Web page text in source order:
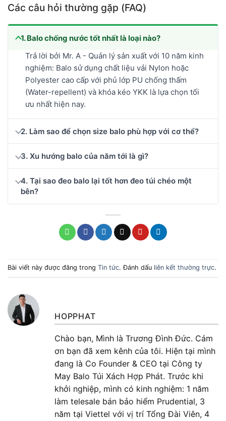
Các câu hỏi thường gặp (FAQ)
1. Balo chống nước tốt nhất là loại nào?
Trả lời bởi Mr. A - Quản lý sản xuất với 10 năm kinh
nghiệm: Balo sử dụng chất liệu vải Nylon hoặc
Polyester cao cấp với phủ lớp PU chống thấm
(Water-repellent) và khóa kéo YKK là lựa chọn tối
ưu nhất hiện nay.
2. Làm sao để chọn size balo phù hợp với cơ thể?
3. Xu hướng balo của năm tới là gì?
4. Tại sao đeo balo lại tốt hơn đeo túi chéo một
bên?
Bài viết này được đăng trong Tin tức. Đánh dấu liên kết thường trực.
HOPPHAT
Chào bạn, Mình là Trương Đình Đức. Cám
ơn bạn đã xem kênh của tôi. Hiện tại mình
đang là Co Founder & CEO tại Công ty
May Balo Túi Xách Hợp Phát. Trước khi
khởi nghiệp, mình có kinh nghiệm: 1 năm
làm telesale bán bảo hiểm Prudential, 3
năm tại Viettel với vị trí Tổng Đài Viên, 4